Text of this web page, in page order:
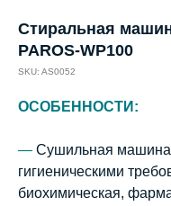
Стиральная
PAROS-WP100
SKU: AS0052
ОСОБЕННОСТИ:
— Сушильная
гигиеническими
биохимическая,